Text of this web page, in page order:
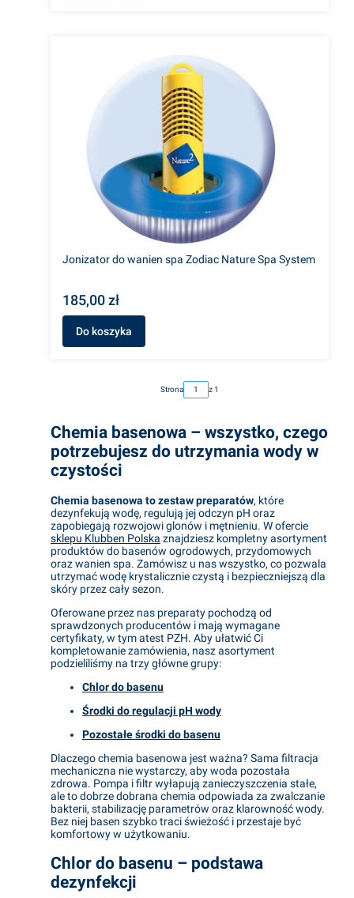
Jonizator do wanien spa Zodiac Nature Spa System
185,00 zł
Do koszyka
Strona z 1
Chemia basenowa – wszystko, czego
potrzebujesz do utrzymania wody w
czystości
Chemia basenowa to zestaw preparatów, które
dezynfekują wodę, regulują jej odczyn pH oraz
zapobiegają rozwojowi glonów i mętnieniu. W ofercie
sklepu Klubben Polska znajdziesz kompletny asortyment
produktów do basenów ogrodowych, przydomowych
oraz wanien spa. Zamówisz u nas wszystko, co pozwala
utrzymać wodę krystalicznie czystą i bezpieczniejszą dla
skóry przez cały sezon.
Oferowane przez nas preparaty pochodzą od
sprawdzonych producentów i mają wymagane
certyfikaty, w tym atest PZH. Aby ułatwić Ci
kompletowanie zamówienia, nasz asortyment
podzieliliśmy na trzy główne grupy:
Chlor do basenu
Środki do regulacji pH wody
Pozostałe środki do basenu
Dlaczego chemia basenowa jest ważna? Sama filtracja
mechaniczna nie wystarczy, aby woda pozostała
zdrowa. Pompa i filtr wyłapują zanieczyszczenia stałe,
ale to dobrze dobrana chemia odpowiada za zwalczanie
bakterii, stabilizację parametrów oraz klarowność wody.
Bez niej basen szybko traci świeżość i przestaje być
komfortowy w użytkowaniu.
Chlor do basenu – podstawa
dezynfekcji